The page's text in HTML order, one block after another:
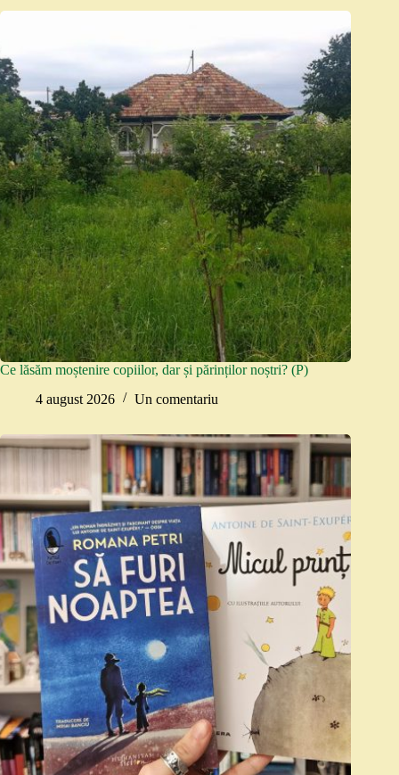
Ce lăsăm moștenire copiilor, dar și părinților noștri? (P)
4 august 2026
Un comentariu